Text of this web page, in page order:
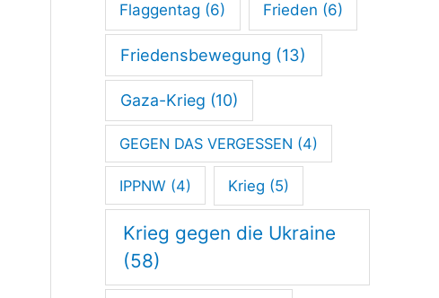
P
o
e
n
-
Flaggentag (6) Frieden (6)
Friedensbewegung (13)
Gaza-Krieg (10)
GEGEN DAS VERGESSEN (4)
IPPNW (4) Krieg (5)
Krieg gegen die Ukraine
(58)